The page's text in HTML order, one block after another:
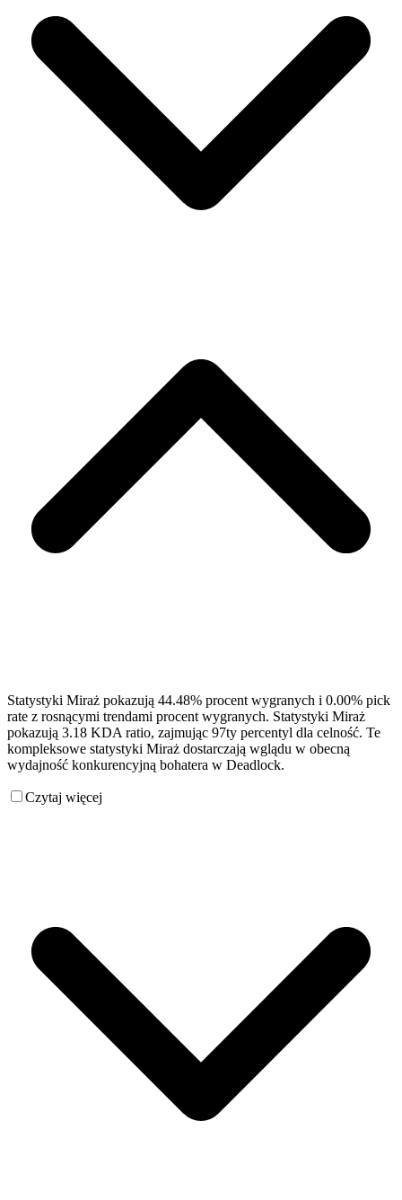
Statystyki Miraż pokazują 44.48% procent wygranych i 0.00% pick
rate z rosnącymi trendami procent wygranych. Statystyki Miraż
pokazują 3.18 KDA ratio, zajmując 97ty percentyl dla celność. Te
kompleksowe statystyki Miraż dostarczają wglądu w obecną
wydajność konkurencyjną bohatera w Deadlock.
Czytaj więcej